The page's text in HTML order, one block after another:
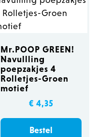
Mr.POOP GREEN!
Navullling
poepzakjes 4
Rolletjes-Groen
motief
€ 4,35
Bestel